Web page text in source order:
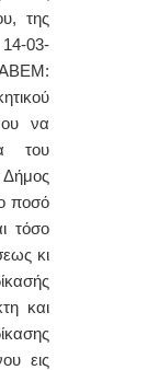
της
14-03-
να
του
Δήμος
ποσό
τόσο
κι
και
εις